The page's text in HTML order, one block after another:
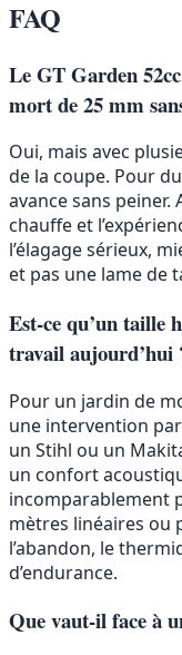
FAQ
Le GT Garden
mort de 25 mm
Oui, mais avec
de la coupe. Pour
avance sans peiner.
chauffe et
l’élagage sérieux,
et pas une lame de
Est-ce qu’un taille
travail aujourd’hui
Pour un jardin de
une intervention
un Stihl ou un
un confort
incomparablement
mètres linéaires ou
l’abandon, le
d’endurance.
Que vaut-il face à